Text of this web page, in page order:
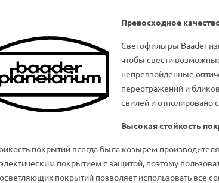
Превосходное
Светофильтры Baader
чтобы свести
непревзойденные
переотражений и
свилей и отполировано
Высокая стойкость
покрытий всегда была козырем
покрытием с защитой, поэтому
покрытий позволяет использовать все